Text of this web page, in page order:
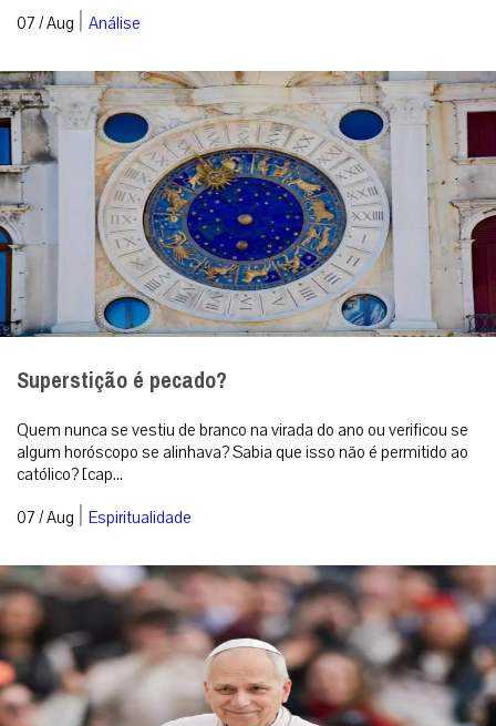
07 / Aug | Análise
Superstição é pecado?
Quem nunca se vestiu de branco na virada do ano ou verificou se
algum horóscopo se alinhava? Sabia que isso não é permitido ao
católico? [cap...
07 / Aug | Espiritualidade